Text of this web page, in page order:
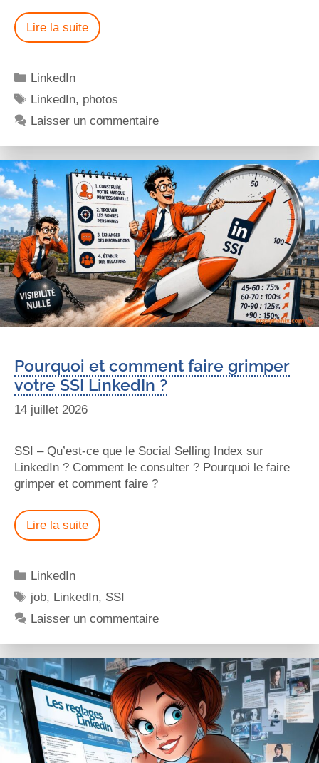
Lire la suite
LinkedIn
LinkedIn, photos
Laisser un commentaire
Pourquoi et comment faire grimper
votre SSI LinkedIn ?
14 juillet 2026
SSI – Qu’est-ce que le Social Selling Index sur
LinkedIn ? Comment le consulter ? Pourquoi le faire
grimper et comment faire ?
Lire la suite
LinkedIn
job, LinkedIn, SSI
Laisser un commentaire